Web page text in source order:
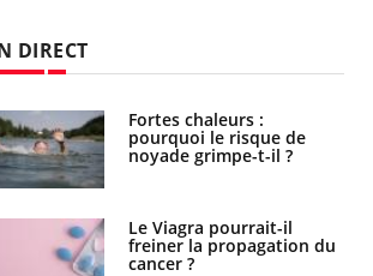
DIRECT
Fortes chaleurs :
pourquoi le risque de
noyade grimpe-t-il ?
Le Viagra pourrait-il
freiner la propagation du
cancer ?
Grossesse et chaleur : ce
que dit la science
Le smartphone nuit-il à
l'apprentissage de la
lecture ?